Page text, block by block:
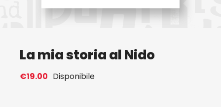
La mia storia al Nido
€19.00 Disponibile